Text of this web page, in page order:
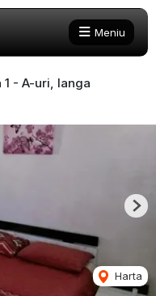
Meniu
- A-uri, langa
Harta